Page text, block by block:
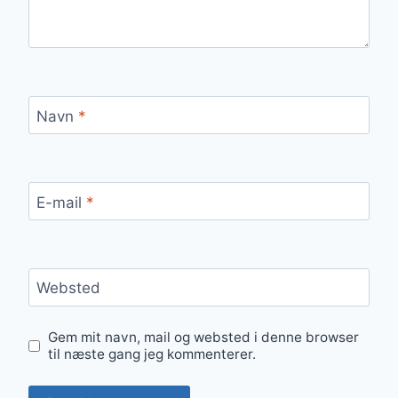
Navn *
E-mail *
Websted
Gem mit navn, mail og websted i denne browser
til næste gang jeg kommenterer.